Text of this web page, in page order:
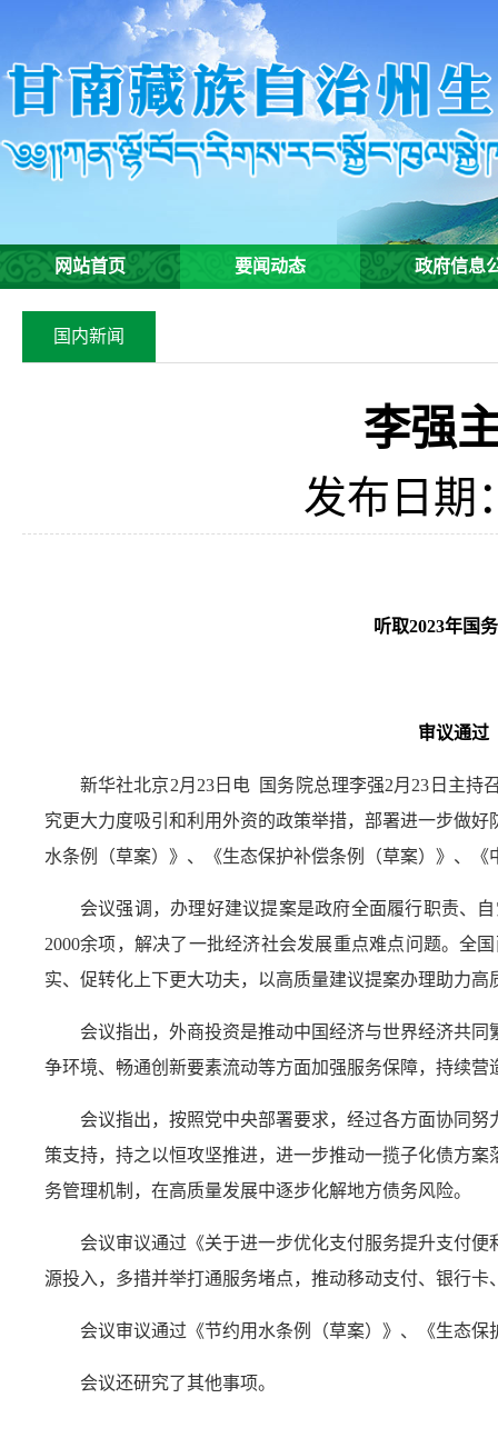
网站首页 要闻动态 政府信息
国内新闻
李强
发布日期
听取2023年国
审议通过
新华社北京2月23日电 国务院总理李强2月23日主持
究更大力度吸引和利用外资的政策举措，部署进一步做
水条例（草案）》、《生态保护补偿条例（草案）》、
会议强调，办理好建议提案是政府全面履行职责、
2000余项，解决了一批经济社会发展重点难点问题。全
实、促转化上下更大功夫，以高质量建议提案办理助力高
会议指出，外商投资是推动中国经济与世界经济共
争环境、畅通创新要素流动等方面加强服务保障，持续
会议指出，按照党中央部署要求，经过各方面协同
策支持，持之以恒攻坚推进，进一步推动一揽子化债方
务管理机制，在高质量发展中逐步化解地方债务风险。
会议审议通过《关于进一步优化支付服务提升支付
源投入，多措并举打通服务堵点，推动移动支付、银行
会议审议通过《节约用水条例（草案）》、《生态
会议还研究了其他事项。